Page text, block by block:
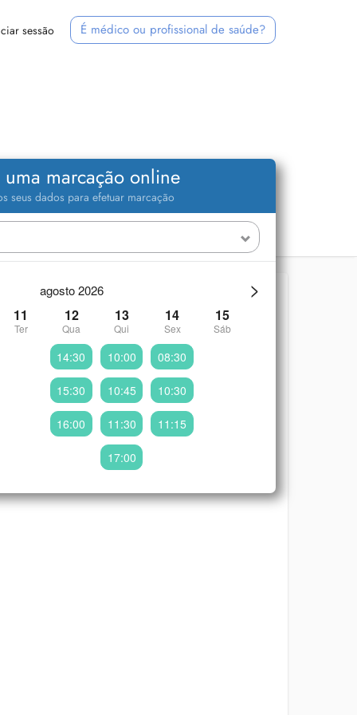
sessão É médico ou profissional de saúde?
uma marcação online
seus dados para efetuar marcação
>
agosto 2026
11
Ter
12
Qua
13
Qui
14
Sex
15
Sáb
14:30
15:30
16:00
10:00
10:45
11:30
17:00
08:30
10:30
11:15